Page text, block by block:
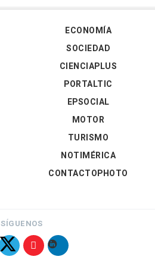
ECONOMÍA
SOCIEDAD
CIENCIAPLUS
PORTALTIC
EPSOCIAL
MOTOR
TURISMO
NOTIMÉRICA
CONTACTOPHOTO
SÍGUENOS